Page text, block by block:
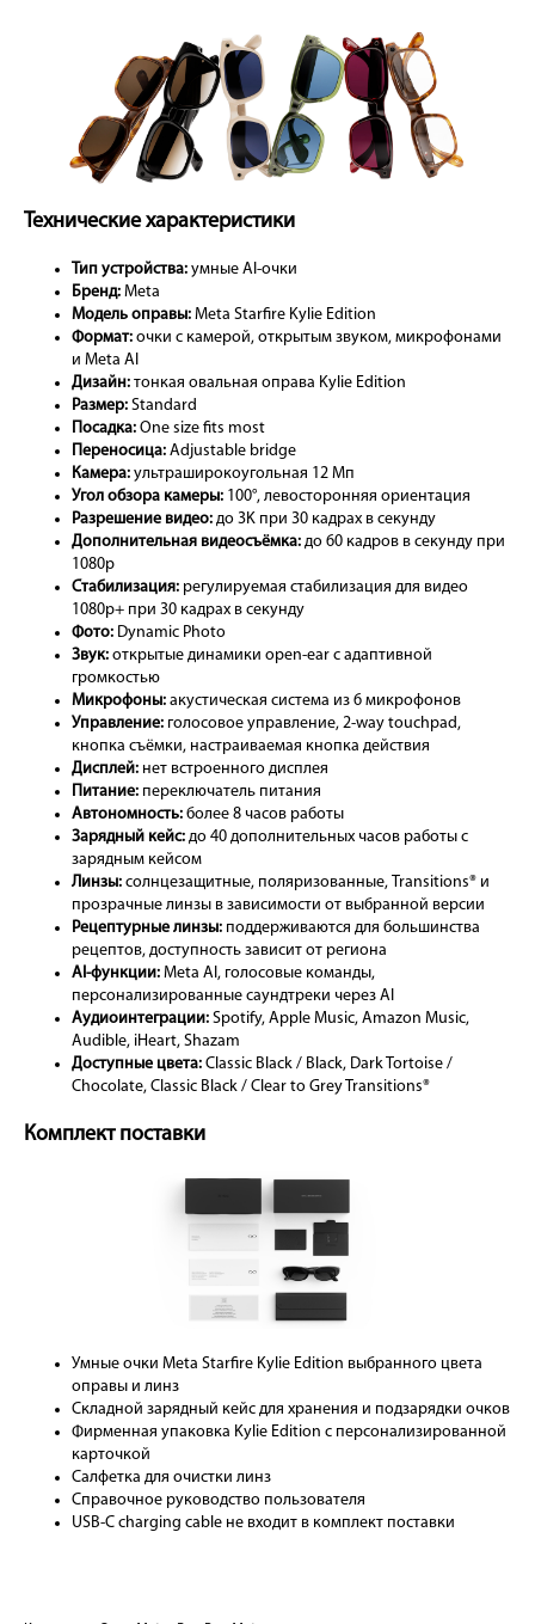
Технические характеристики
Тип устройства: умные AI-очки
Бренд: Meta
Модель оправы: Meta Starfire Kylie Edition
Формат: очки с камерой, открытым звуком, микрофонами
и Meta AI
Дизайн: тонкая овальная оправа Kylie Edition
Размер: Standard
Посадка: One size fits most
Переносица: Adjustable bridge
Камера: ультраширокоугольная 12 Мп
Угол обзора камеры: 100°, левосторонняя ориентация
Разрешение видео: до 3K при 30 кадрах в секунду
Дополнительная видеосъёмка: до 60 кадров в секунду при
1080p
Стабилизация: регулируемая стабилизация для видео
1080p+ при 30 кадрах в секунду
Фото: Dynamic Photo
Звук: открытые динамики open-ear с адаптивной
громкостью
Микрофоны: акустическая система из 6 микрофонов
Управление: голосовое управление, 2-way touchpad,
кнопка съёмки, настраиваемая кнопка действия
Дисплей: нет встроенного дисплея
Питание: переключатель питания
Автономность: более 8 часов работы
Зарядный кейс: до 40 дополнительных часов работы с
зарядным кейсом
Линзы: солнцезащитные, поляризованные, Transitions® и
прозрачные линзы в зависимости от выбранной версии
Рецептурные линзы: поддерживаются для большинства
рецептов, доступность зависит от региона
AI-функции: Meta AI, голосовые команды,
персонализированные саундтреки через AI
Аудиоинтеграции: Spotify, Apple Music, Amazon Music,
Audible, iHeart, Shazam
Доступные цвета: Classic Black / Black, Dark Tortoise /
Chocolate, Classic Black / Clear to Grey Transitions®
Комплект поставки
Умные очки Meta Starfire Kylie Edition выбранного цвета
оправы и линз
Складной зарядный кейс для хранения и подзарядки очков
Фирменная упаковка Kylie Edition с персонализированной
карточкой
Салфетка для очистки линз
Справочное руководство пользователя
USB-C charging cable не входит в комплект поставки